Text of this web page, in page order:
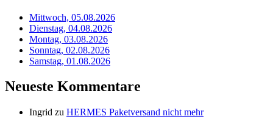
Mittwoch, 05.08.2026
Dienstag, 04.08.2026
Montag, 03.08.2026
Sonntag, 02.08.2026
Samstag, 01.08.2026
Neueste Kommentare
Ingrid zu HERMES Paketversand nicht mehr